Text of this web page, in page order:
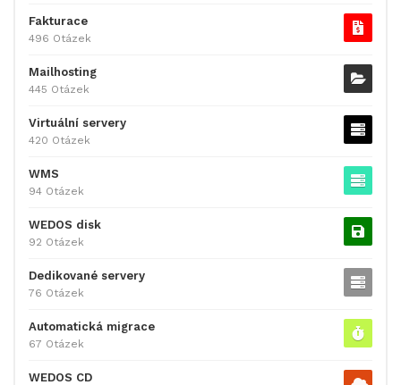
Fakturace
496 Otázek
Mailhosting
445 Otázek
Virtuální servery
420 Otázek
WMS
94 Otázek
WEDOS disk
92 Otázek
Dedikované servery
76 Otázek
Automatická migrace
67 Otázek
WEDOS CD